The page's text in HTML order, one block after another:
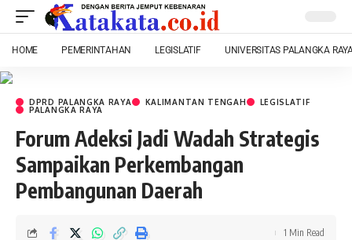
HOME PEMERINTAHAN LEGISLATIF UNIVERSITAS PALANGKA
DPRD PALANGKA RAYA KALIMANTAN TENGAH
LEGISLATIF
PALANGKA RAYA
Forum Adeksi Jadi Wadah Strategis
Sampaikan Perkembangan
Pembangunan Daerah
1 Min Read